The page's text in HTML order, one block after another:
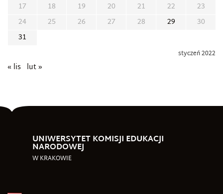
styczeń 2022
17
18 19 20 21 22
23
24
25 26 27 28 29
30
31
« lis lut »
UNIWERSYTET KOMISJI EDUKACJI
NARODOWEJ
W KRAKOWIE